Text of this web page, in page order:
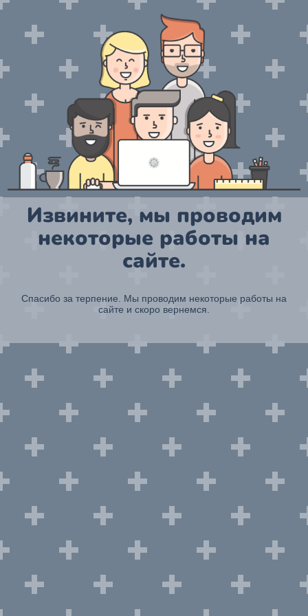
Извините, мы проводим
некоторые работы на
сайте.
Спасибо за терпение. Мы проводим некоторые работы на
сайте и скоро вернемся.